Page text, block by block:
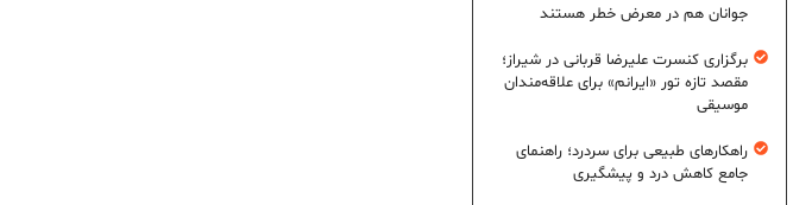
جوانان هم در معرض خطر هستند
برگزاری کنسرت علیرضا قربانی در شیراز؛
مقصد تازه تور «ایرانم» برای علاقه‌مندان
موسیقی
راهکارهای طبیعی برای سردرد؛ راهنمای
جامع کاهش درد و پیشگیری